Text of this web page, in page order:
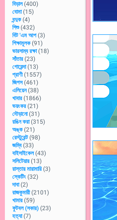
বিড়াল (400)
বোমা (15)
বন্দুক (4)
শিশু (432)
বিট 'এম আপ (3)
শিক্ষামূলক (91)
ভারসাম্য রক্ষা (18)
সাঁতার (23)
গোয়েন্দা (13)
প্রাণী (1557)
জিগস (461)
এলিয়েন (38)
খাবার (1866)
ভয়ংকর (21)
দৌড়ানো (31)
রঙিন করা (315)
অঙ্ক (21)
রেস্টুরেন্ট (98)
জম্বি (33)
বাইসাইকেল (43)
সলিটেয়ার (13)
রাস্তার মারামারি (3)
স্কেটিং (32)
দাবা (2)
রাজকুমারী (2101)
খামার (59)
ফুটবল (সকার) (23)
হত্যা (7)